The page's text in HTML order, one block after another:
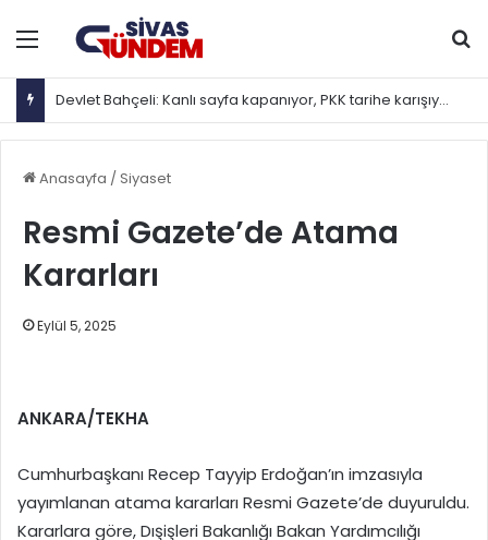
Menü
Devlet Bahçeli: Kanlı sayfa kapanıyor, PKK tarihe karışıyor
Anasayfa / Siyaset
Resmi Gazete’de Atama
Kararları
Eylül 5, 2025
ANKARA/TEKHA
Cumhurbaşkanı Recep Tayyip Erdoğan’ın imzasıyla
yayımlanan atama kararları Resmi Gazete’de duyuruldu.
Kararlara göre, Dışişleri Bakanlığı Bakan Yardımcılığı